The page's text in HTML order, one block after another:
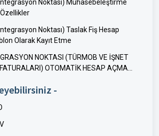
Noktası) Muhasebeleştirme
Noktası) Taslak Fiş Hesap
Olarak Kayıt Etme
NOKTASI (TÜRMOB VE İŞNET
OTOMATİK HESAP AÇMA
-